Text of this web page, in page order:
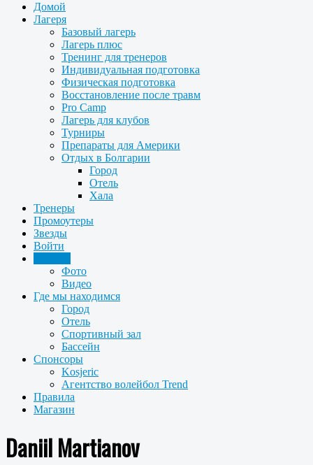
Домой
Лагеря
Базовый лагерь
Лагерь плюс
Тренинг для тренеров
Индивидуальная подготовка
Физическая подготовка
Восстановление после травм
Pro Camp
Лагерь для клубов
Турниры
Препараты для Америки
Отдых в Болгарии
Город
Отель
Хала
Тренеры
Промоутеры
Звезды
Войти
Фото
Видео
Где мы находимся
Город
Отель
Спортивный зал
Бассейн
Спонсоры
Kosjeric
Агентство волейбол Trend
Правила
Магазин
Daniil Martianov